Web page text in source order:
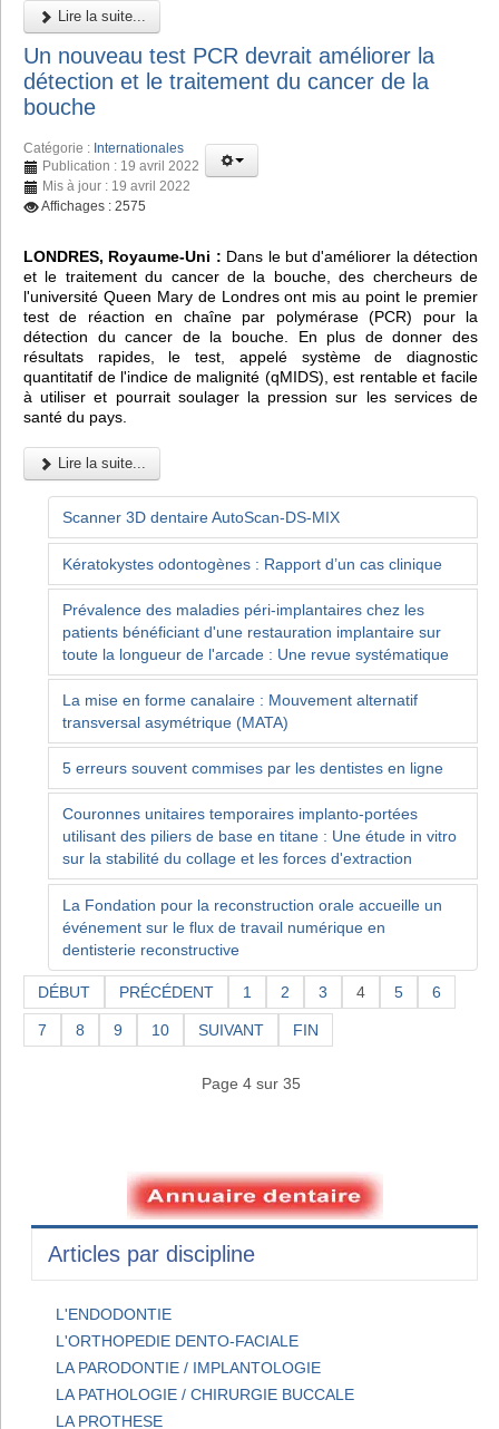
Lire la suite...
Un nouveau test PCR devrait améliorer la
détection et le traitement du cancer de la
bouche
Catégorie : Internationales
Publication : 19 avril 2022
Mis à jour : 19 avril 2022
Affichages : 2575
LONDRES, Royaume-Uni : Dans le but d'améliorer la détection
et le traitement du cancer de la bouche, des chercheurs de
l'université Queen Mary de Londres ont mis au point le premier
test de réaction en chaîne par polymérase (PCR) pour la
détection du cancer de la bouche. En plus de donner des
résultats rapides, le test, appelé système de diagnostic
quantitatif de l'indice de malignité (qMIDS), est rentable et facile
à utiliser et pourrait soulager la pression sur les services de
santé du pays.
Lire la suite...
Scanner 3D dentaire AutoScan-DS-MIX
Kératokystes odontogènes : Rapport d’un cas clinique
Prévalence des maladies péri-implantaires chez les
patients bénéficiant d'une restauration implantaire sur
toute la longueur de l'arcade : Une revue systématique
La mise en forme canalaire : Mouvement alternatif
transversal asymétrique (MATA)
5 erreurs souvent commises par les dentistes en ligne
Couronnes unitaires temporaires implanto-portées
utilisant des piliers de base en titane : Une étude in vitro
sur la stabilité du collage et les forces d'extraction
La Fondation pour la reconstruction orale accueille un
événement sur le flux de travail numérique en
dentisterie reconstructive
DÉBUT PRÉCÉDENT 1 2 3 4 5 6
7 8 9 10 SUIVANT FIN
Page 4 sur 35
Articles par discipline
L'ENDODONTIE
L'ORTHOPEDIE DENTO-FACIALE
LA PARODONTIE / IMPLANTOLOGIE
LA PATHOLOGIE / CHIRURGIE BUCCALE
LA PROTHESE